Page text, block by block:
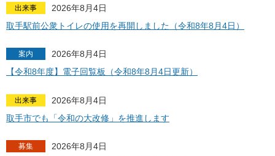
出来事
2026年8月4日
取手駅前公衆トイレの使用を再開しました（令和8年8月4日）
案内
2026年8月4日
【令和8年度】電子回覧板（令和8年8月4日更新）
出来事
2026年8月4日
取手市でも「令和の大改修」を推進します
募集
2026年8月4日